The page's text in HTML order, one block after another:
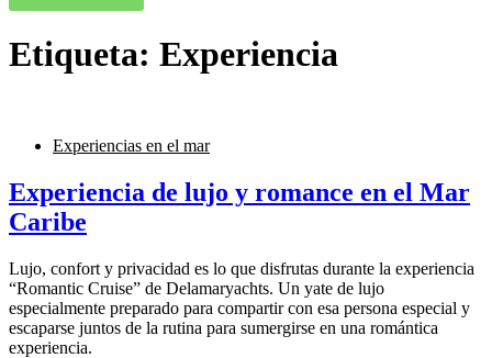
Etiqueta: Experiencia
Experiencias en el mar
Experiencia de lujo y romance en el Mar
Caribe
Lujo, confort y privacidad es lo que disfrutas durante la experiencia
“Romantic Cruise” de Delamaryachts. Un yate de lujo
especialmente preparado para compartir con esa persona especial y
escaparse juntos de la rutina para sumergirse en una romántica
experiencia.